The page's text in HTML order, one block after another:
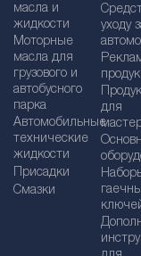
масла и
жидкости
Моторные
масла для
грузового и
автобусного
парка
Автомобильные
технические
жидкости
Присадки
Смазки
уходу
для